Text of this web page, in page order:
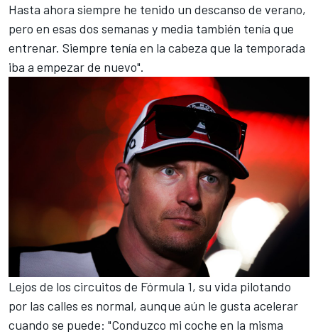
Hasta ahora siempre he tenido un descanso de verano,
pero en esas dos semanas y media también tenía que
entrenar. Siempre tenía en la cabeza que la temporada
iba a empezar de nuevo".
Lejos de los circuitos de Fórmula 1, su vida pilotando
por las calles es normal, aunque aún le gusta acelerar
cuando se puede: "Conduzco mi coche en la misma